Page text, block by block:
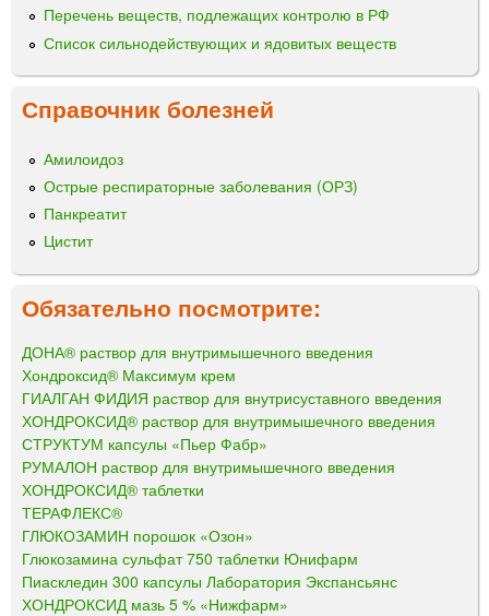
Перечень веществ, подлежащих контролю в РФ
Список сильнодействующих и ядовитых веществ
Справочник болезней
Амилоидоз
Острые респираторные заболевания (ОРЗ)
Панкреатит
Цистит
Обязательно посмотрите:
ДОНА® раствор для внутримышечного введения
Хондроксид® Максимум крем
ГИАЛГАН ФИДИЯ раствор для внутрисуставного введения
ХОНДРОКСИД® раствор для внутримышечного введения
СТРУКТУМ капсулы «Пьер Фабр»
РУМАЛОН раствор для внутримышечного введения
ХОНДРОКСИД® таблетки
ТЕРАФЛЕКС®
ГЛЮКОЗАМИН порошок «Озон»
Глюкозамина сульфат 750 таблетки Юнифарм
Пиаскледин 300 капсулы Лаборатория Экспансьянс
ХОНДРОКСИД мазь 5 % «Нижфарм»